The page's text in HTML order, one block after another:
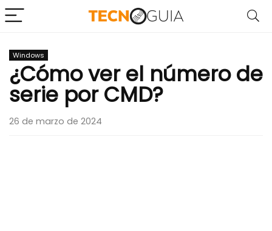
Windows
¿Cómo ver el número de
serie por CMD?
26 de marzo de 2024